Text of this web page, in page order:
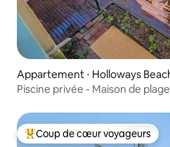
Appartement ⋅ Holloways
Piscine privée - Maison de plage
Coups de cœur voyageurs les
Coup de cœur voyageurs